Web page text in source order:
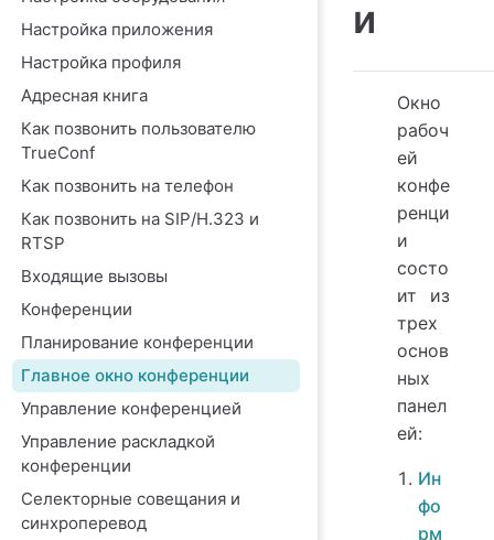
Настройка приложения
Настройка профиля
Адресная книга
Как позвонить пользователю
TrueConf
Как позвонить на телефон
Как позвонить на SIP/H.323 и
RTSP
Входящие вызовы
Конференции
Планирование конференции
Главное окно конференции
Управление конференцией
Управление раскладкой
конференции
Селекторные совещания и
синхроперевод
и
Окно
рабоч
ей
конфе
ренци
и
состо
ит из
трех
основ
ных
панел
ей:
Ин
фо
рм